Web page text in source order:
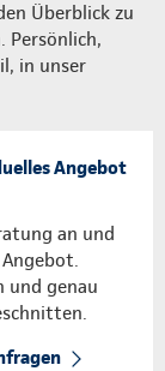
Überblick zu
Persönlich,
in unser
Angebot
an und
und genau